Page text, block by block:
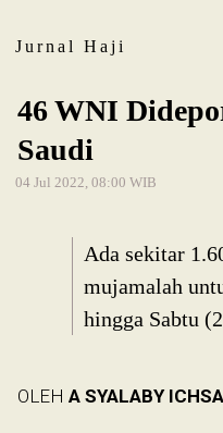
Jurnal Haji
46 WNI
Saudi
04 Jul 2022, 08:00 WIB
Ada sekitar
mujamalah
hingga Sabtu
OLEH A SYALABY